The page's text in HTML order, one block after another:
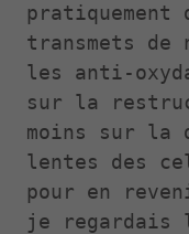
pratiquement
transmets de
les anti-
sur la
moins sur la
lentes des
pour en
je regardais